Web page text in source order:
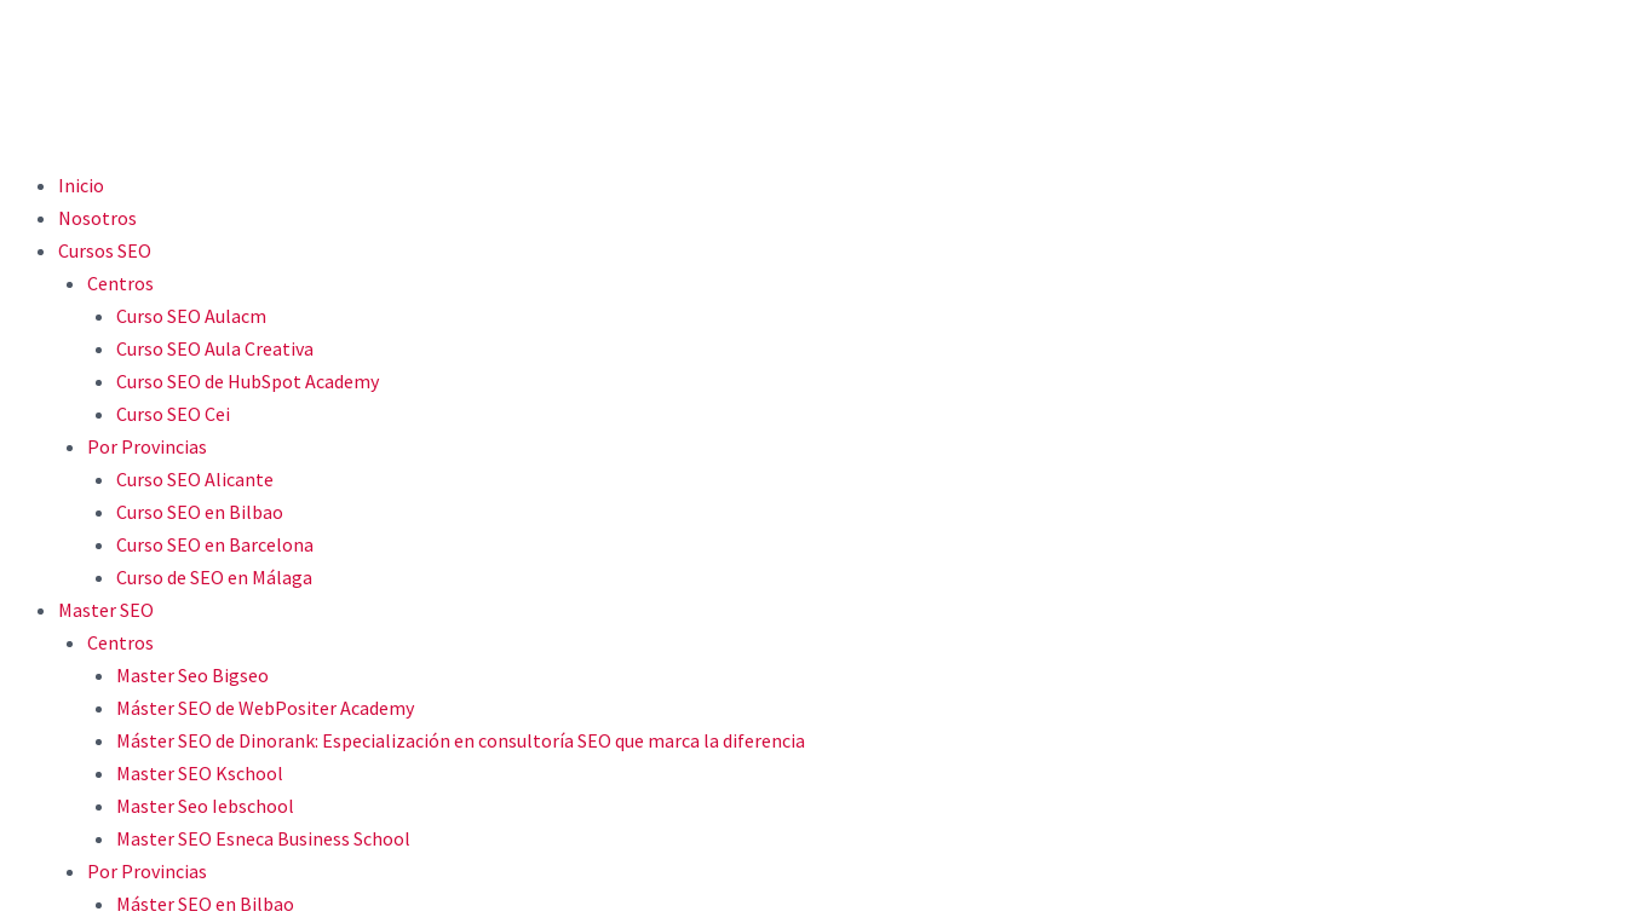
Inicio
Nosotros
Cursos SEO
Centros
Curso SEO Aulacm
Curso SEO Aula Creativa
Curso SEO de HubSpot Academy
Curso SEO Cei
Por Provincias
Curso SEO Alicante
Curso SEO en Bilbao
Curso SEO en Barcelona
Curso de SEO en Málaga
Master SEO
Centros
Master Seo Bigseo
Máster SEO de WebPositer Academy
Máster SEO de Dinorank: Especialización en consultoría SEO que marca la diferencia
Master SEO Kschool
Master Seo Iebschool
Master SEO Esneca Business School
Por Provincias
Máster SEO en Bilbao